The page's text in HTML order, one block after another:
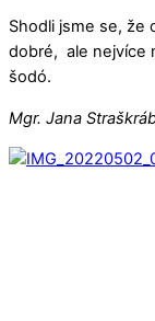
Shodli jsme se, že
dobré, ale nejvíce
šodó.
Mgr. Jana